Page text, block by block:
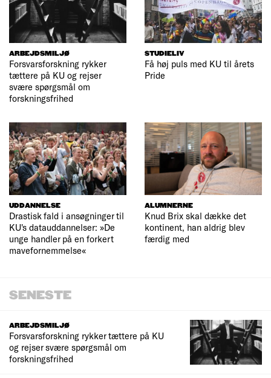
ARBEJDSMILJØ
Forsvarsforskning rykker
tættere på KU og rejser
svære spørgsmål om
forskningsfrihed
STUDIELIV
Få høj puls med KU til årets
Pride
UDDANNELSE
Drastisk fald i ansøgninger til
KU's datauddannelser: »De
unge handler på en forkert
mavefornemmelse«
ALUMNERNE
Knud Brix skal dække det
kontinent, han aldrig blev
færdig med
SENESTE
ARBEJDSMILJØ
Forsvarsforskning rykker tættere på KU
og rejser svære spørgsmål om
forskningsfrihed